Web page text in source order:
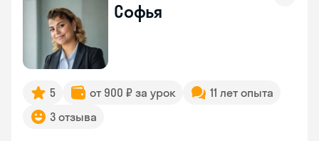
Софья
5 от 900 ₽ за урок
11 лет опыта
3 отзыва